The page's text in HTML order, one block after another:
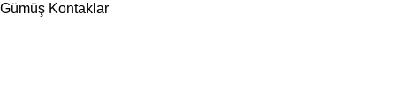
Gümüş Kontaklar